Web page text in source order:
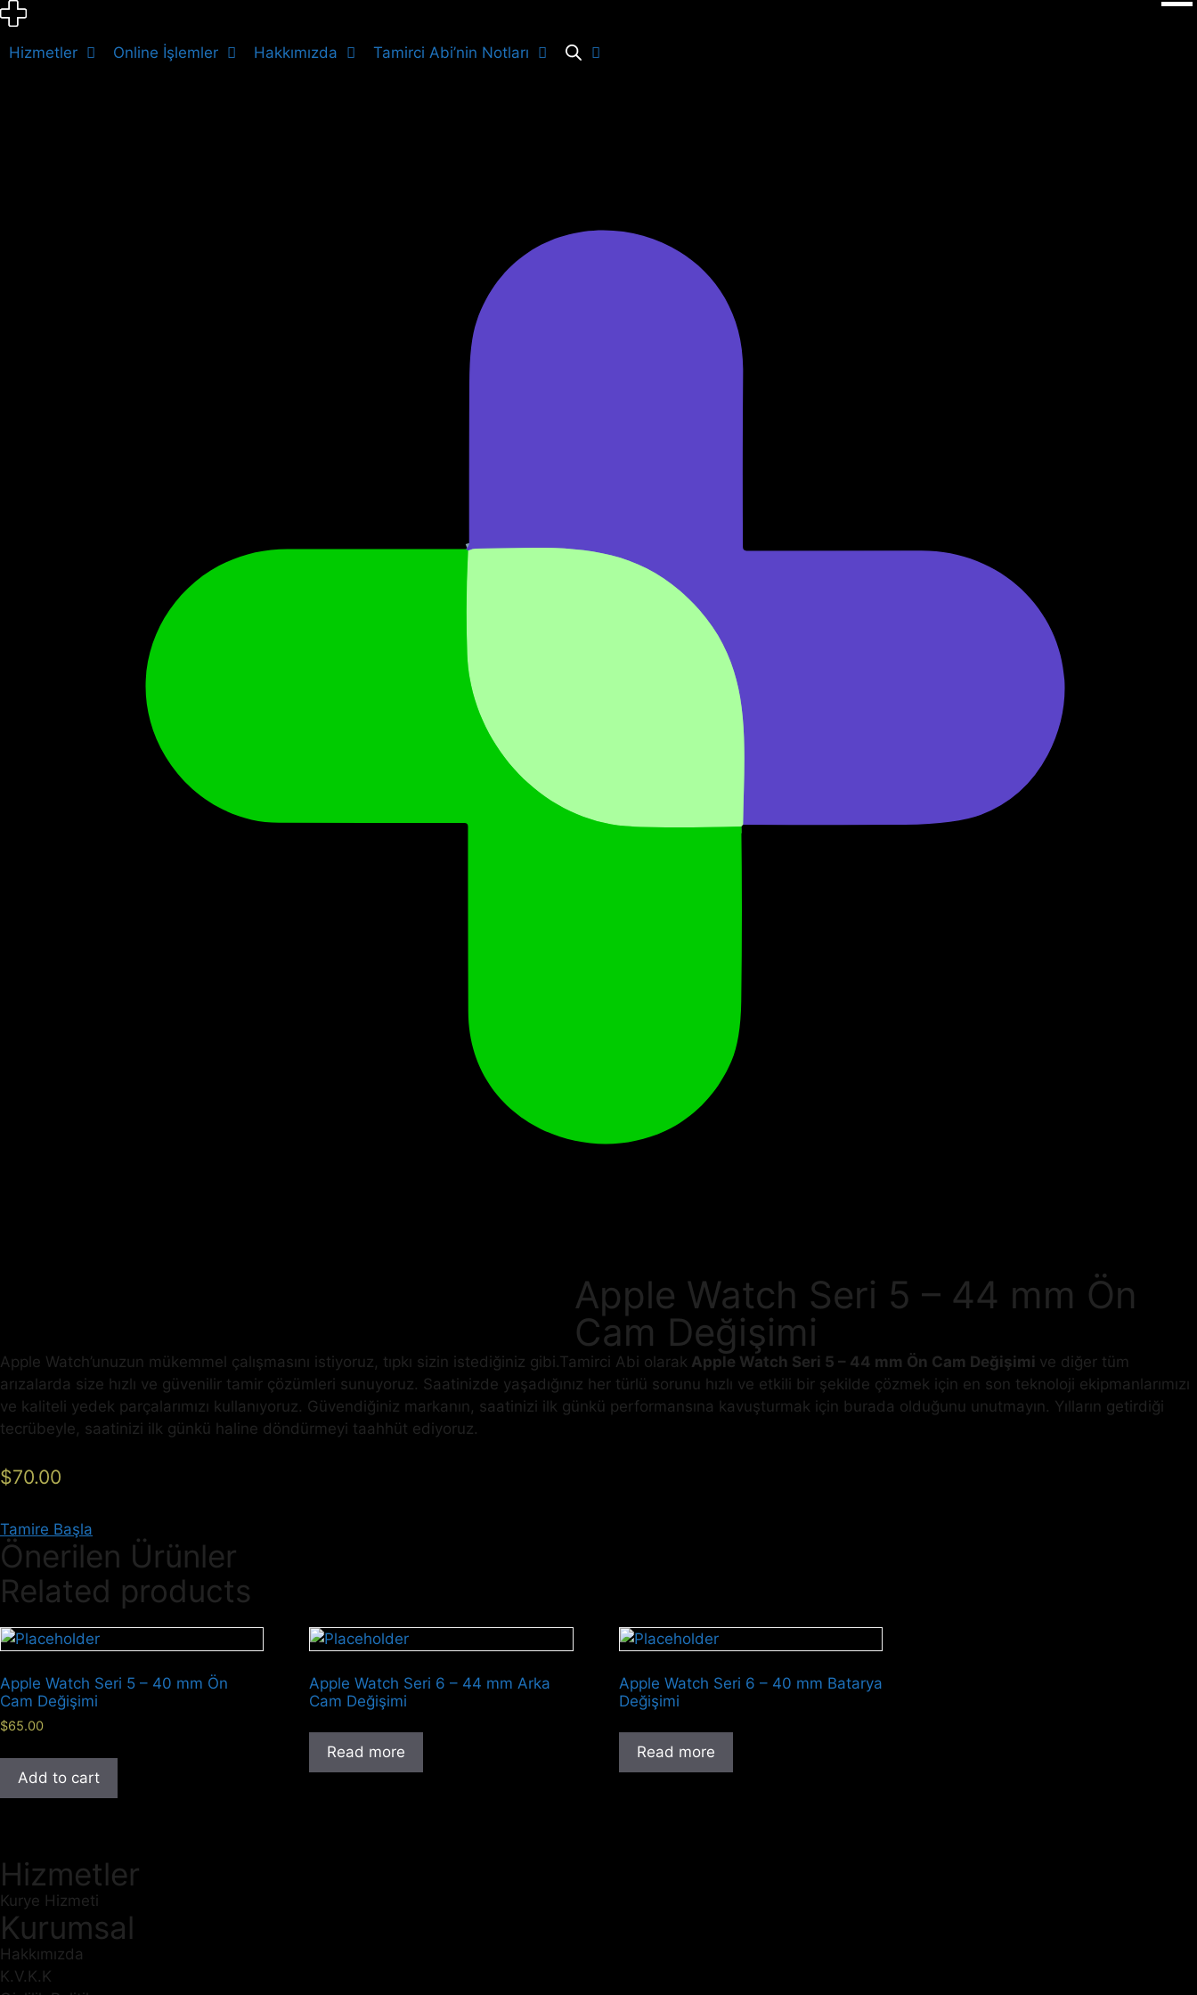
İçeriğe
atla
Hizmetler
Online İşlemler Hakkımızda Tamirci Abi’nin Notları
Apple Watch Seri 5 – 44 mm Ön
Cam Değişimi
Apple Watch’unuzun mükemmel çalışmasını istiyoruz, tıpkı sizin istediğiniz gibi.Tamirci Abi olarak Apple Watch Seri 5 – 44 mm Ön Cam Değişimi ve diğer tüm
arızalarda size hızlı ve güvenilir tamir çözümleri sunuyoruz. Saatinizde yaşadığınız her türlü sorunu hızlı ve etkili bir şekilde çözmek için en son teknoloji ekipmanlarımızı
ve kaliteli yedek parçalarımızı kullanıyoruz. Güvendiğiniz markanın, saatinizi ilk günkü performansına kavuşturmak için burada olduğunu unutmayın. Yılların getirdiği
tecrübeyle, saatinizi ilk günkü haline döndürmeyi taahhüt ediyoruz.
$70.00
Tamire Başla
Önerilen Ürünler
Related products
Apple Watch Seri 5 – 40 mm Ön
Cam Değişimi
$65.00
Add to cart
Apple Watch Seri 6 – 44 mm Arka
Cam Değişimi
Read more
Apple Watch Seri 6 – 40 mm Batarya
Değişimi
Read more
Hizmetler
Kurye Hizmeti
Kurumsal
Hakkımızda
K.V.K.K